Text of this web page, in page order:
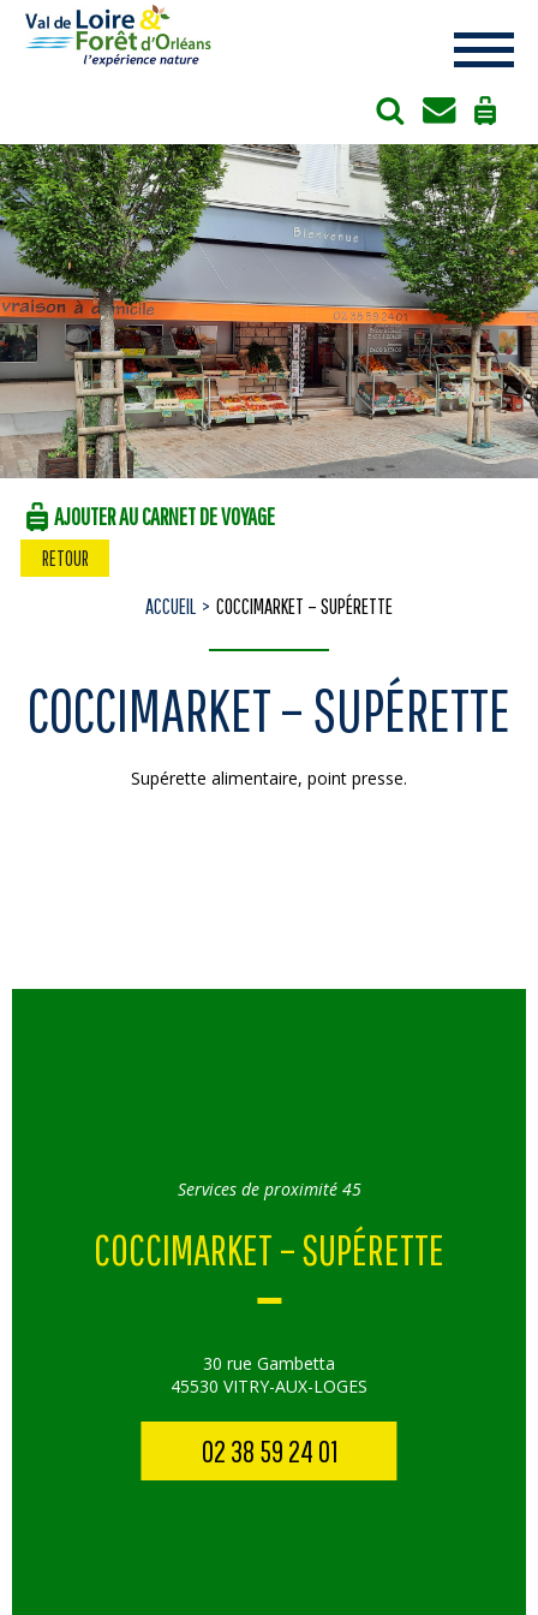
AJOUTER AU CARNET DE VOYAGE
RETOUR
ACCUEIL COCCIMARKET – SUPÉRETTE
COCCIMARKET – SUPÉRETTE
Supérette alimentaire, point presse.
Services de proximité 45
COCCIMARKET – SUPÉRETTE
30 rue Gambetta
45530 VITRY-AUX-LOGES
02 38 59 24 01
Cookies management panel